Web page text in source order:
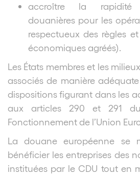
accroître la rapidité
douanières pour les
respectueux des règles
économiques agréés).
Les États membres et les
associés de manière
dispositions figurant dans les
aux articles 290 et 291
Fonctionnement de l’Union
La douane européenne se
bénéficier les entreprises des
instituées par le CDU tout en